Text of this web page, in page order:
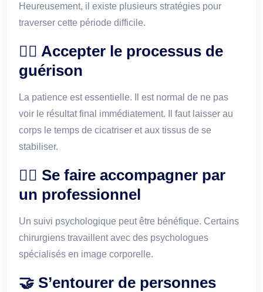
Heureusement, il existe plusieurs stratégies pour
traverser cette période difficile.
🧘‍♀️ Accepter le processus de
guérison
La patience est essentielle. Il est normal de ne pas
voir le résultat final immédiatement. Il faut laisser au
corps le temps de cicatriser et aux tissus de se
stabiliser.
👨‍⚕️ Se faire accompagner par
un professionnel
Un suivi psychologique peut être bénéfique. Certains
chirurgiens travaillent avec des psychologues
spécialisés en image corporelle.
🤝 S’entourer de personnes